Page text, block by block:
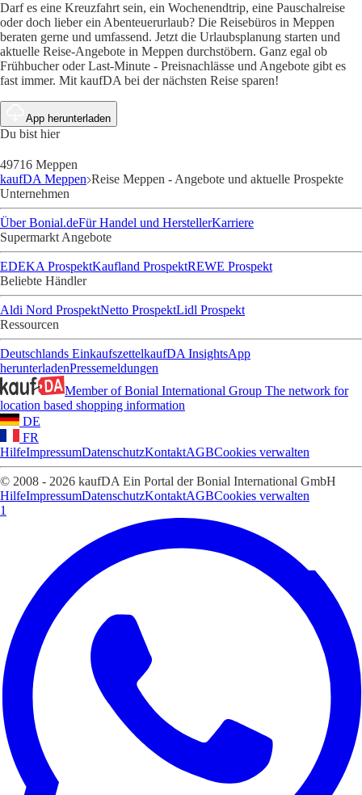
Darf es eine Kreuzfahrt sein, ein Wochenendtrip, eine Pauschalreise
oder doch lieber ein Abenteuerurlaub? Die Reisebüros in Meppen
beraten gerne und umfassend. Jetzt die Urlaubsplanung starten und
aktuelle Reise-Angebote in Meppen durchstöbern. Ganz egal ob
Frühbucher oder Last-Minute - Preisnachlässe und Angebote gibt es
fast immer. Mit kaufDA bei der nächsten Reise sparen!
App herunterladen
Du bist hier
49716 Meppen
kaufDA Meppen Reise Meppen - Angebote und aktuelle Prospekte
Unternehmen
Über Bonial.deFür Handel und HerstellerKarriere
Supermarkt Angebote
EDEKA ProspektKaufland ProspektREWE Prospekt
Beliebte Händler
Aldi Nord ProspektNetto ProspektLidl Prospekt
Ressourcen
Deutschlands EinkaufszettelkaufDA InsightsApp
herunterladenPressemeldungen
Member of Bonial International Group The network for
location based shopping information
DE
FR
HilfeImpressumDatenschutzKontaktAGBCookies verwalten
© 2008 - 2026 kaufDA Ein Portal der Bonial International GmbH
HilfeImpressumDatenschutzKontaktAGBCookies verwalten
1